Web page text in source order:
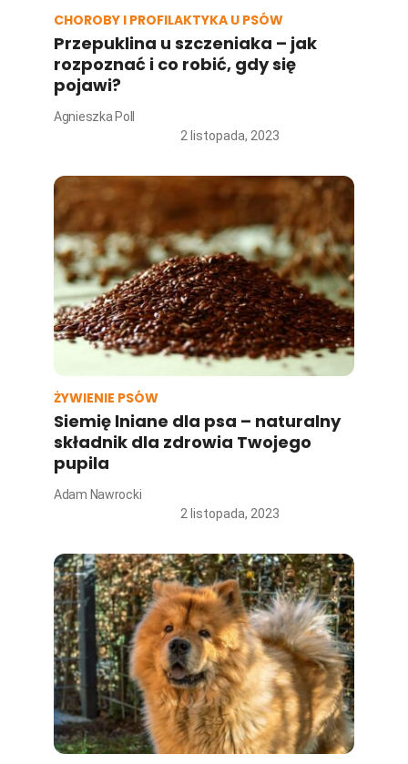
CHOROBY I PROFILAKTYKA U PSÓW
Przepuklina u szczeniaka – jak
rozpoznać i co robić, gdy się
pojawi?
Agnieszka Poll
2 listopada, 2023
ŻYWIENIE PSÓW
Siemię lniane dla psa – naturalny
składnik dla zdrowia Twojego
pupila
Adam Nawrocki
2 listopada, 2023